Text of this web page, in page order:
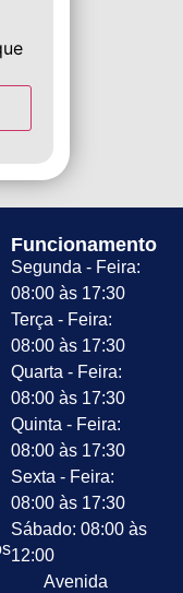
Funcionamento
Segunda - Feira:
08:00 às 17:30
Terça - Feira:
08:00 às 17:30
Quarta - Feira:
08:00 às 17:30
Quinta - Feira:
08:00 às 17:30
Sexta - Feira:
08:00 às 17:30
Sábado: 08:00 às
12:00
Avenida